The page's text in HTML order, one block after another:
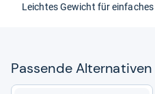
Leich­tes Gewicht für ein­fa­ches
Pas­sende Alter­na­ti­ven